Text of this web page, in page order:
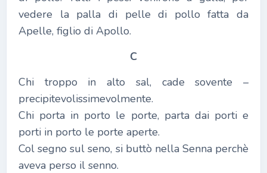
vedere la palla di pelle di pollo fatta da
Apelle, figlio di Apollo.
C
Chi troppo in alto sal, cade sovente –
precipitevolissimevolmente.
Chi porta in porto le porte, parta dai porti e
porti in porto le porte aperte.
Col segno sul seno, si buttò nella Senna perchè
aveva perso il senno.